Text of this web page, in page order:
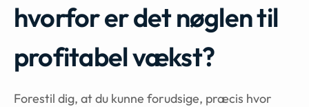
hvorfor er det nøglen til
profitabel vækst?
Forestil dig, at du kunne forudsige, præcis hvor